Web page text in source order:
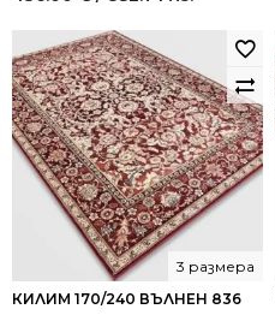
КИЛИМ 170/240 ВЪЛНЕН 836
3 размера